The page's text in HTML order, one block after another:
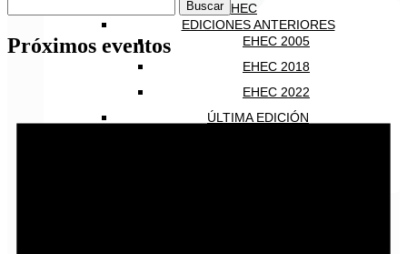
EHEC
EDICIONES ANTERIORES
EHEC 2005
EHEC 2018
EHEC 2022
ÚLTIMA EDICIÓN
Próximos eventos